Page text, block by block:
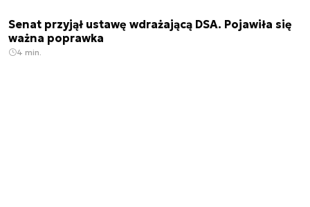
Senat przyjął ustawę wdrażającą DSA. Pojawiła się
ważna poprawka
4 min.